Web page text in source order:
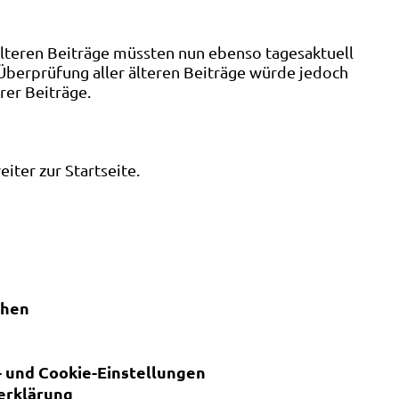
Beiträge müssten nun ebenso tagesaktuell
aller älteren Beiträge würde jedoch
Beiträge.
zur Startseite.
und Cookie-Einstellungen